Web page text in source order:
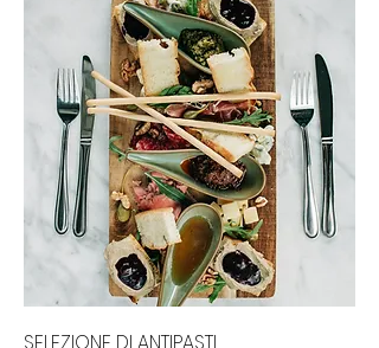
SELEZIONE DI ANTIPASTI